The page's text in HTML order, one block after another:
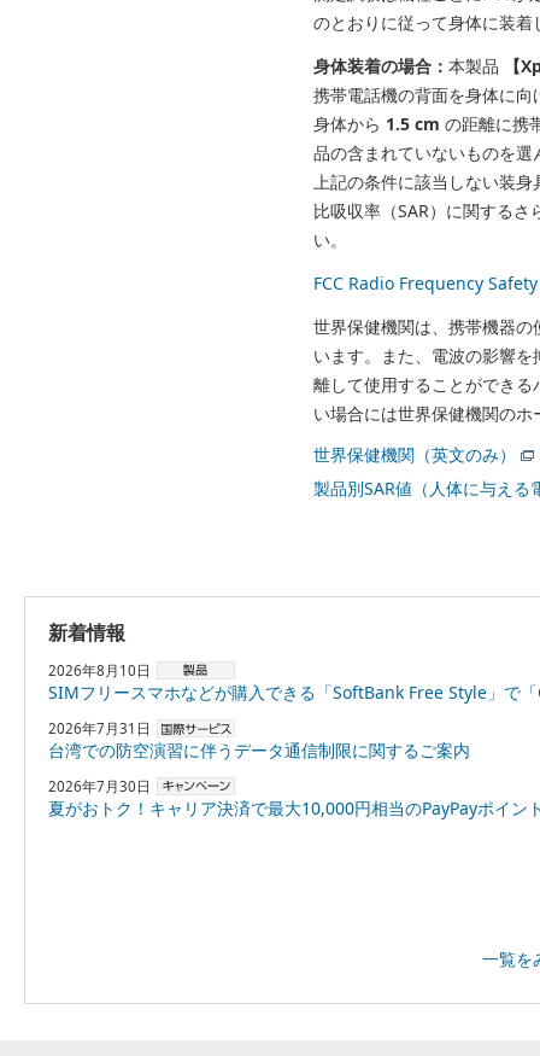
のとおりに従って身体に装
身体装着の場合： 本製品
【
携帯電話機の背面を身体に
身体から 1.5 cm の距離に携
品の含まれていないものを選
上記の条件に該当しない装身
比吸収率（SAR）に関する
い。
FCC Radio Frequency
世界保健機関は、携帯機器
います。また、電波の影響
離して使用することができ
い場合には世界保健機関の
世界保健機関（英文のみ）
製品別SAR値（人体に与え
新着情報
2026年8月10日
SIMフリースマホなどが購入できる「SoftBank Free Style」で「OPPO Reno16 5G」を8月18日より販売
2026年7月31日
台湾での防空演習に伴うデータ通信制限に関するご案内
2026年7月30日
夏がおトク！キャリア決済で最大10,000円相当のPayPayポイントプレゼント
一覧を